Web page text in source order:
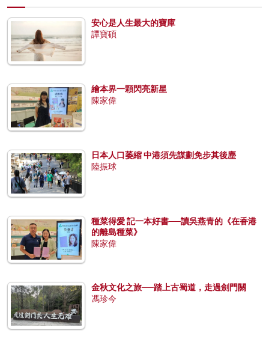
安心是人生最大的寶庫
譚寶碩
繪本界一顆閃亮新星
陳家偉
日本人口萎縮 中港須先謀劃免步其後塵
陸振球
種菜得愛 記一本好書──讀吳燕青的《在香港
的離島種菜》
陳家偉
金秋文化之旅──踏上古蜀道，走過劍門關
馮珍今